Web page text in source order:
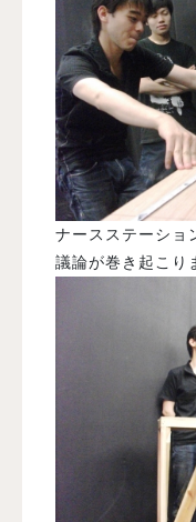
ナースステーショ
議論が巻き起こ